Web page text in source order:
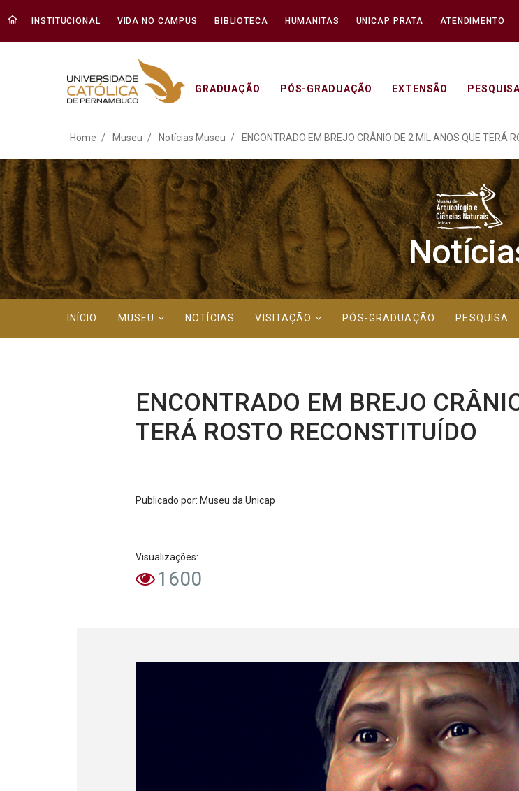
INSTITUCIONAL VIDA NO CAMPUS BIBLIOTECA HUMANITAS UNICAP PRATA ATENDIMENTO
GRADUAÇÃO PÓS-GRADUAÇÃO EXTENSÃO
ENCONTRADO EM BREJO CRÂNIO DE
Home Museu Notícias Museu ENCONTRADO EM BREJO CRÂNIO DE 2 MIL ANOS QUE TERÁ
INÍCIO MUSEU NOTÍCIAS VISITAÇÃO PÓS-GRADUAÇÃO PESQUISA
ENCONTRADO EM BREJO
TERÁ ROSTO RECONSTITUÍDO
Publicadopor: Museu da Unicap
Visualizações:
1600